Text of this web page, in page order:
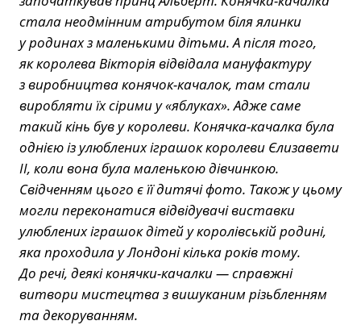
стала неодмінним атрибутом біля ялинки
у родинах з маленькими дітьми. А після того,
як королева Вікторія відвідала мануфактуру
з виробництва конячок-качалок, там стали
виробляти їх сірими у «яблуках». Адже саме
такий кінь був у королеви. Конячка-качалка була
однією із улюблених іграшок королеви Єлизавети
II, коли вона була маленькою дівчинкою.
Свідченням цього є її дитячі фото. Також у цьому
могли переконатися відвідувачі виставки
улюблених іграшок дітей у королівській родині,
яка проходила у Лондоні кілька років тому.
До речі, деякі конячки-качалки — справжні
витвори мистецтва з вишуканим різьбленням
та декоруванням.